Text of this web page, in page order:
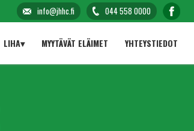
044 558 0000
info@jhhc.fi
LIHA▾ MYYTÄVÄT ELÄIMET YHTEYSTIEDOT